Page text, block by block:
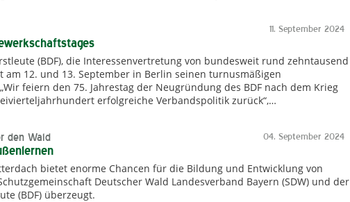
11. September 2024
(BDF), die Interessenvertretung von bundesweit rund zehntausend
am 12. und 13. September in Berlin seinen turnusmäßigen
feiern den 75. Jahrestag der Neugründung des BDF nach dem Krieg
erfolgreiche Verbandspolitik zurück“,…
04. September 2024
den Wald
bietet enorme Chancen für die Bildung und Entwicklung von
Deutscher Wald Landesverband Bayern (SDW) und der
(BDF) überzeugt.